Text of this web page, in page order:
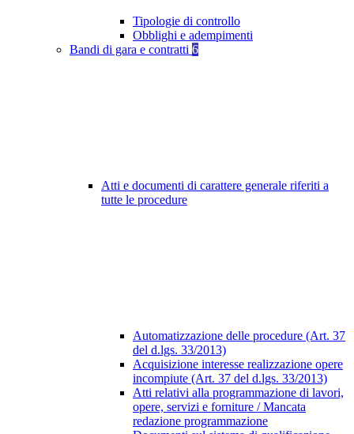
Tipologie di controllo
Obblighi e adempimenti
Bandi di gara e contratti 6
Atti e documenti di carattere generale riferiti a
tutte le procedure
Automatizzazione delle procedure (Art. 37
del d.lgs. 33/2013)
Acquisizione interesse realizzazione opere
incompiute (Art. 37 del d.lgs. 33/2013)
Atti relativi alla programmazione di lavori,
opere, servizi e forniture / Mancata
redazione programmazione